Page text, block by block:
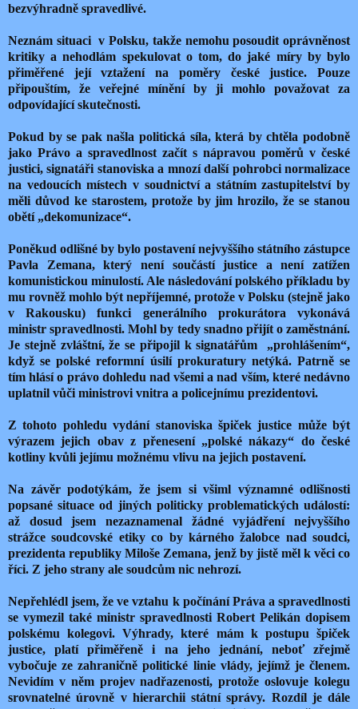
bezvýhradně spravedlivé.
Neznám situaci v Polsku, takže nemohu posoudit oprávněnost
kritiky a nehodlám spekulovat o tom, do jaké míry by bylo
přiměřené její vztažení na poměry české justice. Pouze
připouštím, že veřejné mínění by ji mohlo považovat za
odpovídající skutečnosti.
Pokud by se pak našla politická síla, která by chtěla podobně
jako Právo a spravedlnost začít s nápravou poměrů v české
justici, signatáři stanoviska a mnozí další pohrobci normalizace
na vedoucích místech v soudnictví a státním zastupitelství by
měli důvod ke starostem, protože by jim hrozilo, že se stanou
obětí „dekomunizace“.
Poněkud odlišné by bylo postavení nejvyššího státního zástupce
Pavla Zemana, který není součástí justice a není zatížen
komunistickou minulostí. Ale následování polského příkladu by
mu rovněž mohlo být nepříjemné, protože v Polsku (stejně jako
v Rakousku) funkci generálního prokurátora vykonává
ministr spravedlnosti. Mohl by tedy snadno přijít o zaměstnání.
Je stejně zvláštní, že se připojil k signatářům „prohlášením“,
když se polské reformní úsilí prokuratury netýká. Patrně se
tím hlásí o právo dohledu nad všemi a nad vším, které nedávno
uplatnil vůči ministrovi vnitra a policejnímu prezidentovi.
Z tohoto pohledu vydání stanoviska špiček justice může být
výrazem jejich obav z přenesení „polské nákazy“ do české
kotliny kvůli jejímu možnému vlivu na jejich postavení.
Na závěr podotýkám, že jsem si všiml významné odlišnosti
popsané situace od jiných politicky problematických událostí:
až dosud jsem nezaznamenal žádné vyjádření nejvyššího
strážce soudcovské etiky co by kárného žalobce nad soudci,
prezidenta republiky Miloše Zemana, jenž by jistě měl k věci co
říci. Z jeho strany ale soudcům nic nehrozí.
Nepřehlédl jsem, že ve vztahu k počínání Práva a spravedlnosti
se vymezil také ministr spravedlnosti Robert Pelikán dopisem
polskému kolegovi. Výhrady, které mám k postupu špiček
justice, platí přiměřeně i na jeho jednání, neboť zřejmě
vybočuje ze zahraničně politické linie vlády, jejímž je členem.
Nevidím v něm projev nadřazenosti, protože oslovuje kolegu
srovnatelné úrovně v hierarchii státní správy. Rozdíl je dále